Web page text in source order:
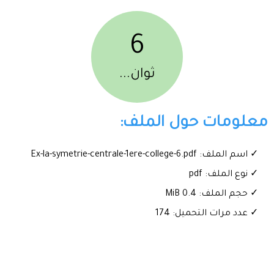
6
ثوان...
معلومات حول الملف:
✓ اسم الملف: Ex-la-symetrie-centrale-1ere-college-6.pdf
✓ نوع الملف: pdf
✓ حجم الملف: 0.4 MiB
✓ عدد مرات التحميل: 174